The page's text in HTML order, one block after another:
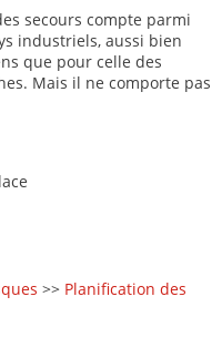
secours compte parmi
industriels, aussi bien
que pour celle des
Mais il ne comporte pas
>> Planification des